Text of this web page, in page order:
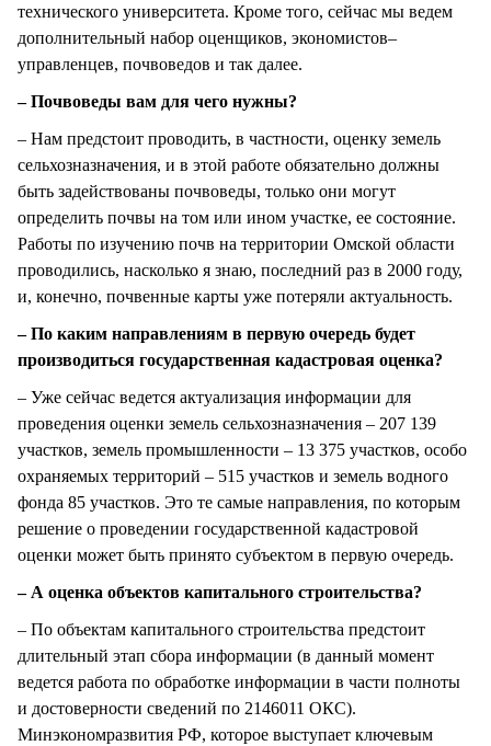
технического университета. Кроме того, сейчас мы ведем
дополнительный набор оценщиков, экономистов–
управленцев, почвоведов и так далее.
– Почвоведы вам для чего нужны?
– Нам предстоит проводить, в частности, оценку земель
сельхозназначения, и в этой работе обязательно должны
быть задействованы почвоведы, только они могут
определить почвы на том или ином участке, ее состояние.
Работы по изучению почв на территории Омской области
проводились, насколько я знаю, последний раз в 2000 году,
и, конечно, почвенные карты уже потеряли актуальность.
– По каким направлениям в первую очередь будет
производиться государственная кадастровая оценка?
– Уже сейчас ведется актуализация информации для
проведения оценки земель сельхозназначения – 207 139
участков, земель промышленности – 13 375 участков, особо
охраняемых территорий – 515 участков и земель водного
фонда 85 участков. Это те самые направления, по которым
решение о проведении государственной кадастровой
оценки может быть принято субъектом в первую очередь.
– А оценка объектов капитального строительства?
– По объектам капитального строительства предстоит
длительный этап сбора информации (в данный момент
ведется работа по обработке информации в части полноты
и достоверности сведений по 2146011 ОКС).
Минэкономразвития РФ, которое выступает ключевым